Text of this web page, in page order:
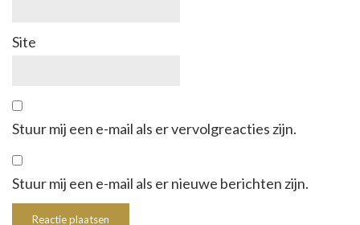
Site
Stuur mij een e-mail als er vervolgreacties zijn.
Stuur mij een e-mail als er nieuwe berichten zijn.